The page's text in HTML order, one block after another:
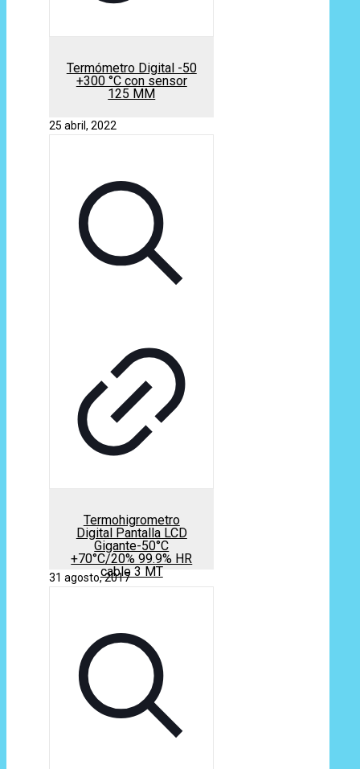
Termómetro Digital -50
+300 °C con sensor
125 MM
25 abril, 2022
Termohigrometro
Digital Pantalla LCD
Gigante-50°C
+70°C/20% 99.9% HR
cable 3 MT
31 agosto, 2017